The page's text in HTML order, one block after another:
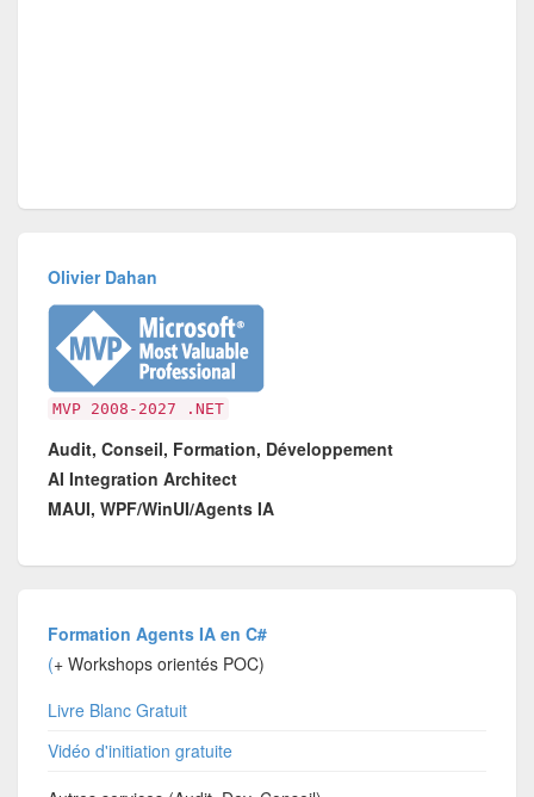
Olivier Dahan
MVP 2008-2027 .NET
Audit, Conseil, Formation, Développement
AI Integration Architect
MAUI, WPF/WinUI/Agents IA
Formation Agents IA en C#
(+ Workshops orientés POC)
Livre Blanc Gratuit
Vidéo d'initiation gratuite